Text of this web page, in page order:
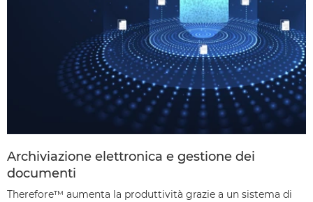
Archiviazione elettronica e gestione dei
documenti
Therefore™ aumenta la produttività grazie a un sistema di